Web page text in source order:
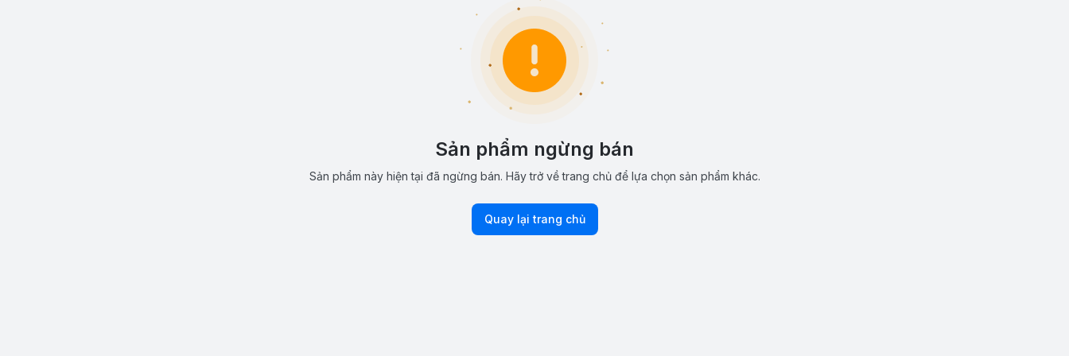
Sản phẩm ngừng bán
Sản phẩm này hiện tại đã ngừng bán. Hãy trở về trang chủ để lựa chọn sản phẩm khác.
Quay lại trang chủ